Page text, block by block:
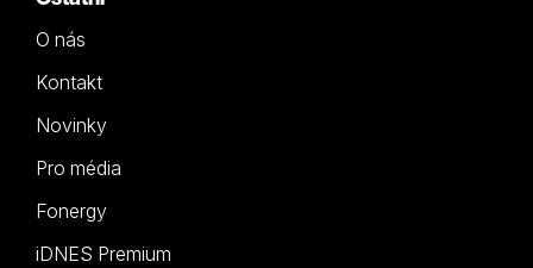
O nás
Kontakt
Novinky
Pro média
Fonergy
iDNES Premium